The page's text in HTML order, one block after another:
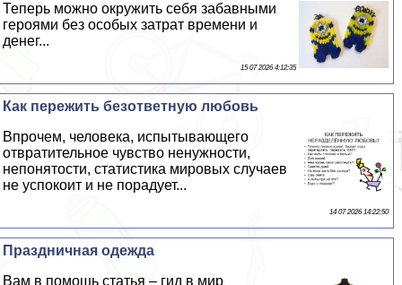
Теперь можно окружить себя забавными
героями без особых затрат времени и
денег...
15 07 2026 4:12:35
Как пережить безответную любовь
Впрочем, человека, испытывающего
отвратительное чувство ненужности,
непонятости, статистика мировых случаев
не успокоит и не порадует...
14 07 2026 14:22:50
Праздничная одежда
Вам в помощь статья – гид в мир